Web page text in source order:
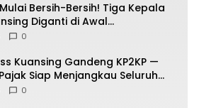
Bersih-Bersih! Tiga Kepala
Diganti di Awal
0
Kuansing Gandeng KP2KP —
Siap Menjangkau Seluruh
0